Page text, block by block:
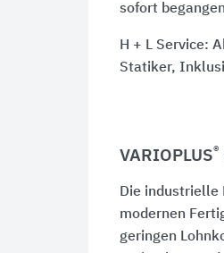
sofort
H + L Service:
Statiker,
VARIOPLUS®
Die industrielle
modernen
geringen